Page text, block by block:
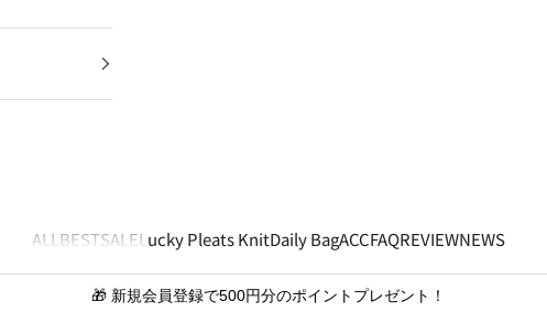
ALL BESTSALELucky Pleats KnitDaily BagACCFAQREVIEWNEWS
🎁 新規会員登録で500円分のポイントプレゼント！